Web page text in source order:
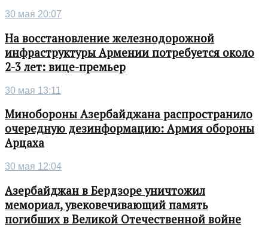
30 мая 20:07
На восстановление железнодорожной
инфраструктуры Армении потребуется около
2-3 лет: вице-премьер
30 мая 13:11
Минобороны Азербайджана распространило
очередную дезинформацию: Армия обороны
Арцаха
30 мая 12:04
Азербайджан в Бердзоре уничтожил
мемориал, увековечивающий память
погибших в Великой Отечественной войне